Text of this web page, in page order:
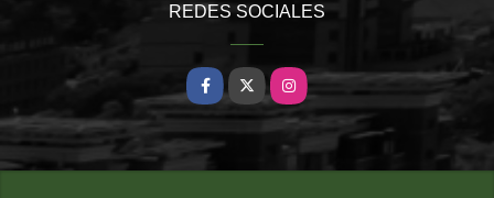
REDES SOCIALES
Facebook
X Instagram